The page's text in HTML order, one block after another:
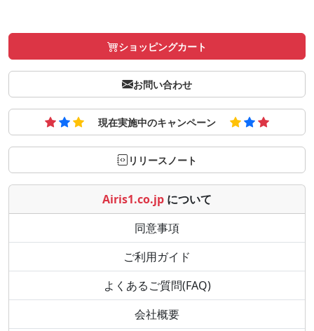
ショッピングカート
お問い合わせ
現在実施中のキャンペーン
リリースノート
Airis1.co.jp について
同意事項
ご利用ガイド
よくあるご質問(FAQ)
会社概要